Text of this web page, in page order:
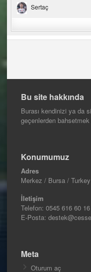
Sertaç
Bu site hakkında
Burası kendinizi ya da
geçenlerden
Konumumuz
Adres
Merkez / Bursa / Turkey
İletişim
Telefon: 0545 616 60 16
E-Posta:
Meta
Oturum aç